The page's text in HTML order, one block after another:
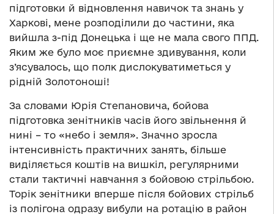
підготовки й відновлення навичок та знань у
Харкові, мене розподілили до частини, яка
вийшла з-під Донецька і ще не мала свого ППД.
Яким же було моє приємне здивування, коли
з’ясувалось, що полк дислокуватиметься у
рідній Золотоноші!
За словами Юрія Степановича, бойова
підготовка зенітників часів його звільнення й
нині – то «небо і земля». Значно зросла
інтенсивність практичних занять, більше
виділяється коштів на вишкіл, регулярними
стали тактичні навчання з бойовою стрільбою.
Торік зенітники вперше після бойових стрільб
із полігона одразу вибули на ротацію в район